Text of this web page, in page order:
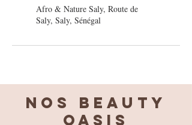
Afro & Nature Saly, Route de
Saly, Saly, Sénégal
Nos BEAUTY
OASIS